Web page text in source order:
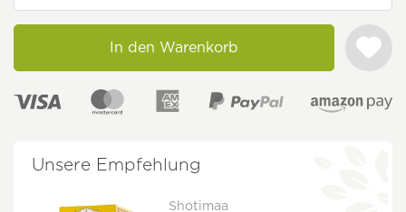
In den Warenkorb
Unsere Empfehlung
Shotimaa